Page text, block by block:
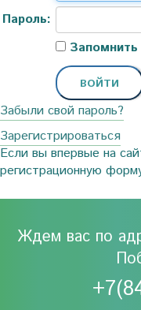
Пароль:
Забыли свой пароль?
Зарегистрироваться
Если вы впервые на
регистрационную
Ждем вас по